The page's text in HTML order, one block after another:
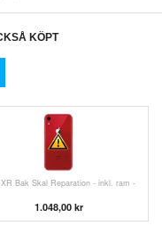
KÖPT
Bak Skal Reparation - inkl. ram -
Bak Skal Reparation - inkl. ram -
1.048,00kr